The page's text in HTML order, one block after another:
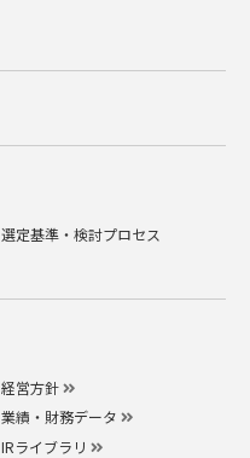
選定基準・検討プロセス
経営方針
業績・財務データ
IRライブラリ